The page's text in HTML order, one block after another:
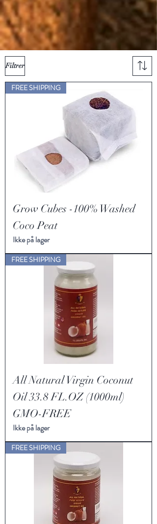
Filtrer
FREE SHIPPING
Grow Cubes -100% Washed
Coco Peat
Ikke på lager
FREE SHIPPING
All Natural Virgin Coconut
Oil 33.8 FL.OZ (1000ml)
GMO-FREE
Ikke på lager
FREE SHIPPING